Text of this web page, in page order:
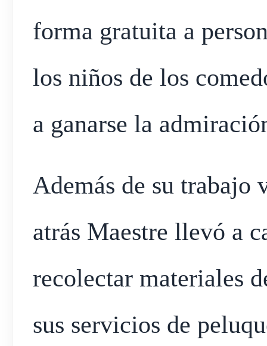
forma gratuita a
los niños de los
a ganarse la
Además de su trabajo
atrás Maestre llevó a
recolectar materiales
sus servicios de